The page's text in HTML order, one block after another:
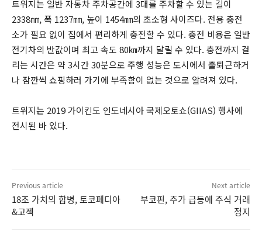
트위지는 일반 자동차 주차공간에 3대를 주차할 수 있는 길이
2338㎜, 폭 1237㎜, 높이 1454㎜의 초소형 사이즈다. 전용 충전
소가 필요 없이 집에서 편리하게 충전할 수 있다. 충전 비용은 일반
전기차의 반값이며 최고 속도 80㎞까지 달릴 수 있다. 충전까지 걸
리는 시간은 약 3시간 30분으로 주행 성능은 도시에서 출퇴근하거
나 잠깐씩 쇼핑하러 가기에 부족함이 없는 것으로 알려져 있다.
트위지는 2019 가이킨도 인도네시아 국제오토쇼(GIIAS) 행사에
전시된 바 있다.
Previous article
18조 가치의 합병, 토코페디아
&고젝
Next article
부코핀, 주가 급등에 주식 거래
정지